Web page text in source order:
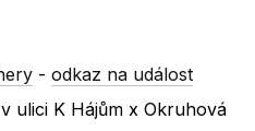
-odkaz na událost
ulici K Hájům x Okruhová